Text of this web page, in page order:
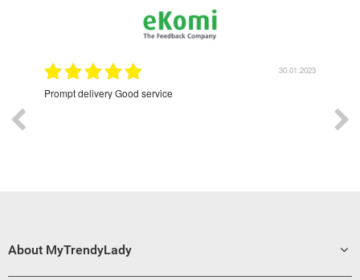
30.01.2023
Prompt delivery Good service
About MyTrendyLady